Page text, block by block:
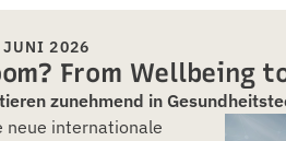
JUNI 2026
From Wellbeing
zunehmend in
neue internationale